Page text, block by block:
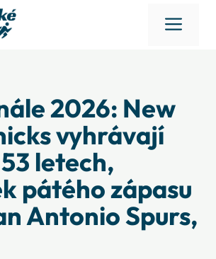
2026: New
vyhrávají
letech,
pátého zápasu
Antonio Spurs,